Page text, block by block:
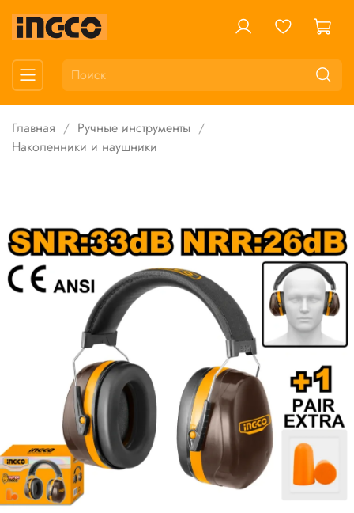
Главная
Ручные инструменты
Наколенники и наушники